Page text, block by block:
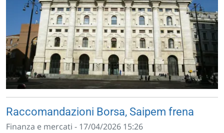
Raccomandazioni Borsa, Saipem frena
Finanza e mercati - 17/04/2026 15:26